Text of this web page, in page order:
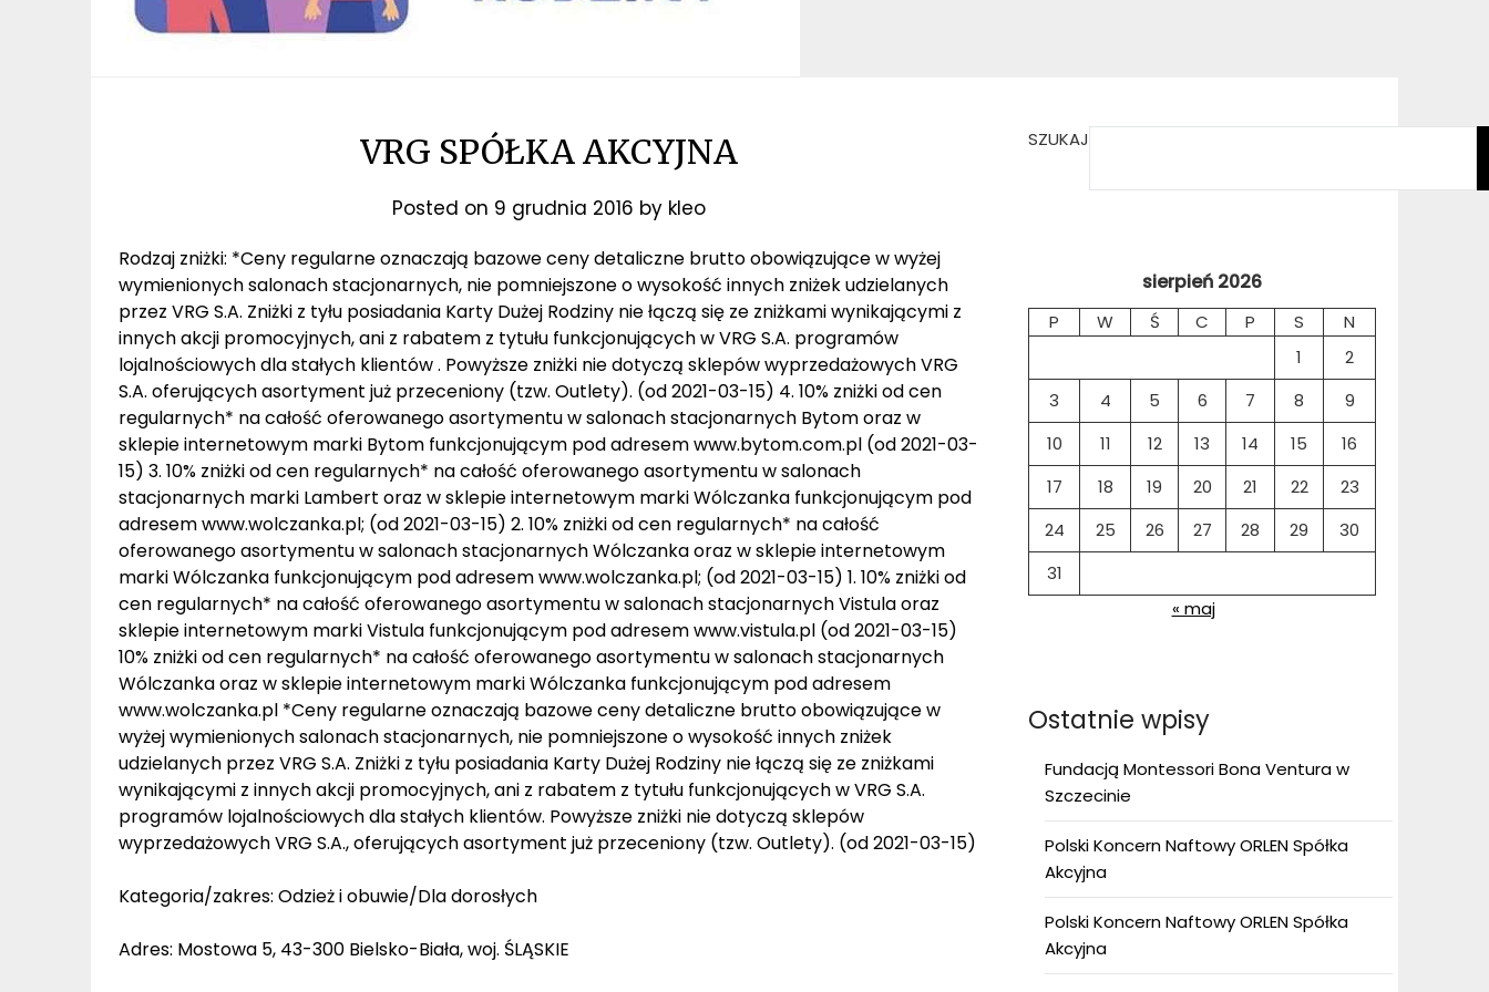
VRG SPÓŁKA AKCYJNA
Posted on 9 grudnia 2016 by kleo
Rodzaj zniżki: *Ceny regularne oznaczają bazowe ceny detaliczne brutto obowiązujące w wyżej
wymienionych salonach stacjonarnych, nie pomniejszone o wysokość innych zniżek udzielanych
przez VRG S.A. Zniżki z tyłu posiadania Karty Dużej Rodziny nie łączą się ze zniżkami wynikającymi z
innych akcji promocyjnych, ani z rabatem z tytułu funkcjonujących w VRG S.A. programów
lojalnościowych dla stałych klientów . Powyższe zniżki nie dotyczą sklepów wyprzedażowych VRG
S.A. oferujących asortyment już przeceniony (tzw. Outlety). (od 2021-03-15) 4. 10% zniżki od cen
regularnych* na całość oferowanego asortymentu w salonach stacjonarnych Bytom oraz w
sklepie internetowym marki Bytom funkcjonującym pod adresem www.bytom.com.pl (od 2021-03-
15) 3. 10% zniżki od cen regularnych* na całość oferowanego asortymentu w salonach
stacjonarnych marki Lambert oraz w sklepie internetowym marki Wólczanka funkcjonującym pod
adresem www.wolczanka.pl; (od 2021-03-15) 2. 10% zniżki od cen regularnych* na całość
oferowanego asortymentu w salonach stacjonarnych Wólczanka oraz w sklepie internetowym
marki Wólczanka funkcjonującym pod adresem www.wolczanka.pl; (od 2021-03-15) 1. 10% zniżki od
cen regularnych* na całość oferowanego asortymentu w salonach stacjonarnych Vistula oraz
sklepie internetowym marki Vistula funkcjonującym pod adresem www.vistula.pl (od 2021-03-15)
10% zniżki od cen regularnych* na całość oferowanego asortymentu w salonach stacjonarnych
Wólczanka oraz w sklepie internetowym marki Wólczanka funkcjonującym pod adresem
www.wolczanka.pl *Ceny regularne oznaczają bazowe ceny detaliczne brutto obowiązujące w
wyżej wymienionych salonach stacjonarnych, nie pomniejszone o wysokość innych zniżek
udzielanych przez VRG S.A. Zniżki z tyłu posiadania Karty Dużej Rodziny nie łączą się ze zniżkami
wynikającymi z innych akcji promocyjnych, ani z rabatem z tytułu funkcjonujących w VRG S.A.
programów lojalnościowych dla stałych klientów. Powyższe zniżki nie dotyczą sklepów
wyprzedażowych VRG S.A., oferujących asortyment już przeceniony (tzw. Outlety). (od 2021-03-15)
Kategoria/zakres: Odzież i obuwie/Dla dorosłych
Adres: Mostowa 5, 43-300 Bielsko-Biała, woj. ŚLĄSKIE
SZUKAJ
sierpień 2026
P W Ś C P S
N
1
2
3
4 5 6 7 8
9
10
11 12 13 14 15
16
17
18 19 20 21 22
23
24
25 26 27 28 29
30
31
« maj
Ostatnie wpisy
Fundacją Montessori Bona Ventura w
Szczecinie
Polski Koncern Naftowy ORLEN Spółka
Akcyjna
Polski Koncern Naftowy ORLEN Spółka
Akcyjna